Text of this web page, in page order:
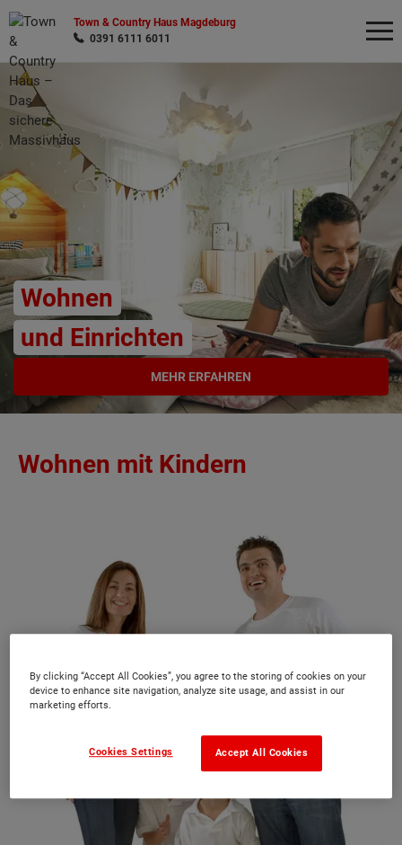
Town & Country Haus Magdeburg
0391 6111 6011
Wohnen
und Einrichten
MEHR ERFAHREN
Wohnen mit Kindern
Wonach möchten Sie suchen?
By clicking “Accept All Cookies”, you agree to the storing of cookies on your
device to enhance site navigation, analyze site usage, and assist in our
marketing efforts.
Accept All Cookies
Cookies Settings